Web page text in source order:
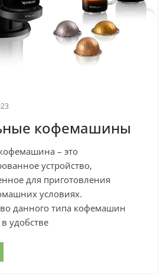
кофемашины
– это
устройство,
для приготовления
условиях.
данного типа кофемашин
удобстве